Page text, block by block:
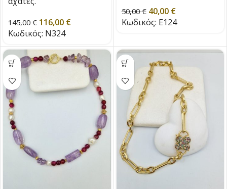
145,00€ 116,00 €
Κωδικός: N324
50,00€ 40,00 €
Κωδικός: E124